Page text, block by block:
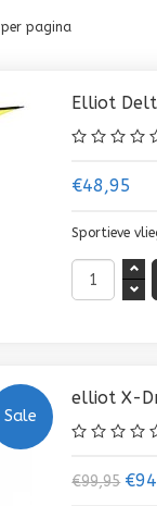
per pagina
Elliot
€48,95
Sportieve
Sale
elliot X-
€99,95